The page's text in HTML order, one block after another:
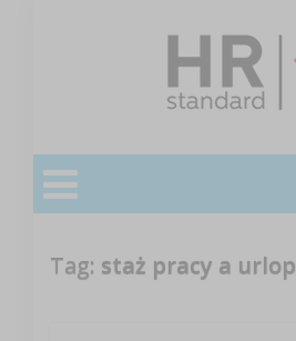
Tag: staż pracy a urlop